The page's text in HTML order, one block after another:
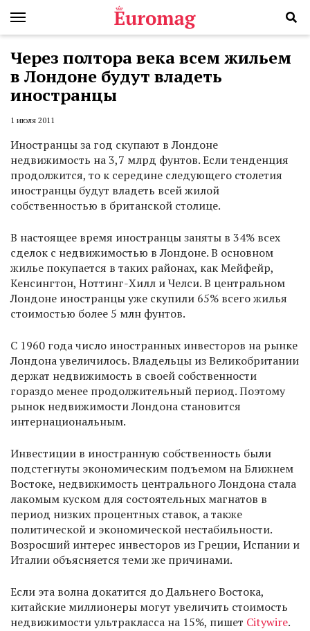
Через полтора века всем жильем
в Лондоне будут владеть
иностранцы
1 июля 2011
Иностранцы за год скупают в Лондоне
недвижимость на 3,7 млрд фунтов. Если тенденция
продолжится, то к середине следующего столетия
иностранцы будут владеть всей жилой
собственностью в британской столице.
В настоящее время иностранцы заняты в 34% всех
сделок с недвижимостью в Лондоне. В основном
жилье покупается в таких районах, как Мейфейр,
Кенсингтон, Ноттинг-Хилл и Челси. В центральном
Лондоне иностранцы уже скупили 65% всего жилья
стоимостью более 5 млн фунтов.
С 1960 года число иностранных инвесторов на рынке
Лондона увеличилось. Владельцы из Великобритании
держат недвижимость в своей собственности
гораздо менее продолжительный период. Поэтому
рынок недвижимости Лондона становится
интернациональным.
Инвестиции в иностранную собственность были
подстегнуты экономическим подъемом на Ближнем
Востоке, недвижимость центрального Лондона стала
лакомым куском для состоятельных магнатов в
период низких процентных ставок, а также
политической и экономической нестабильности.
Возросший интерес инвесторов из Греции, Испании и
Италии объясняется теми же причинами.
Если эта волна докатится до Дальнего Востока,
китайские миллионеры могут увеличить стоимость
недвижимости ультракласса на 15%, пишет Citywire.